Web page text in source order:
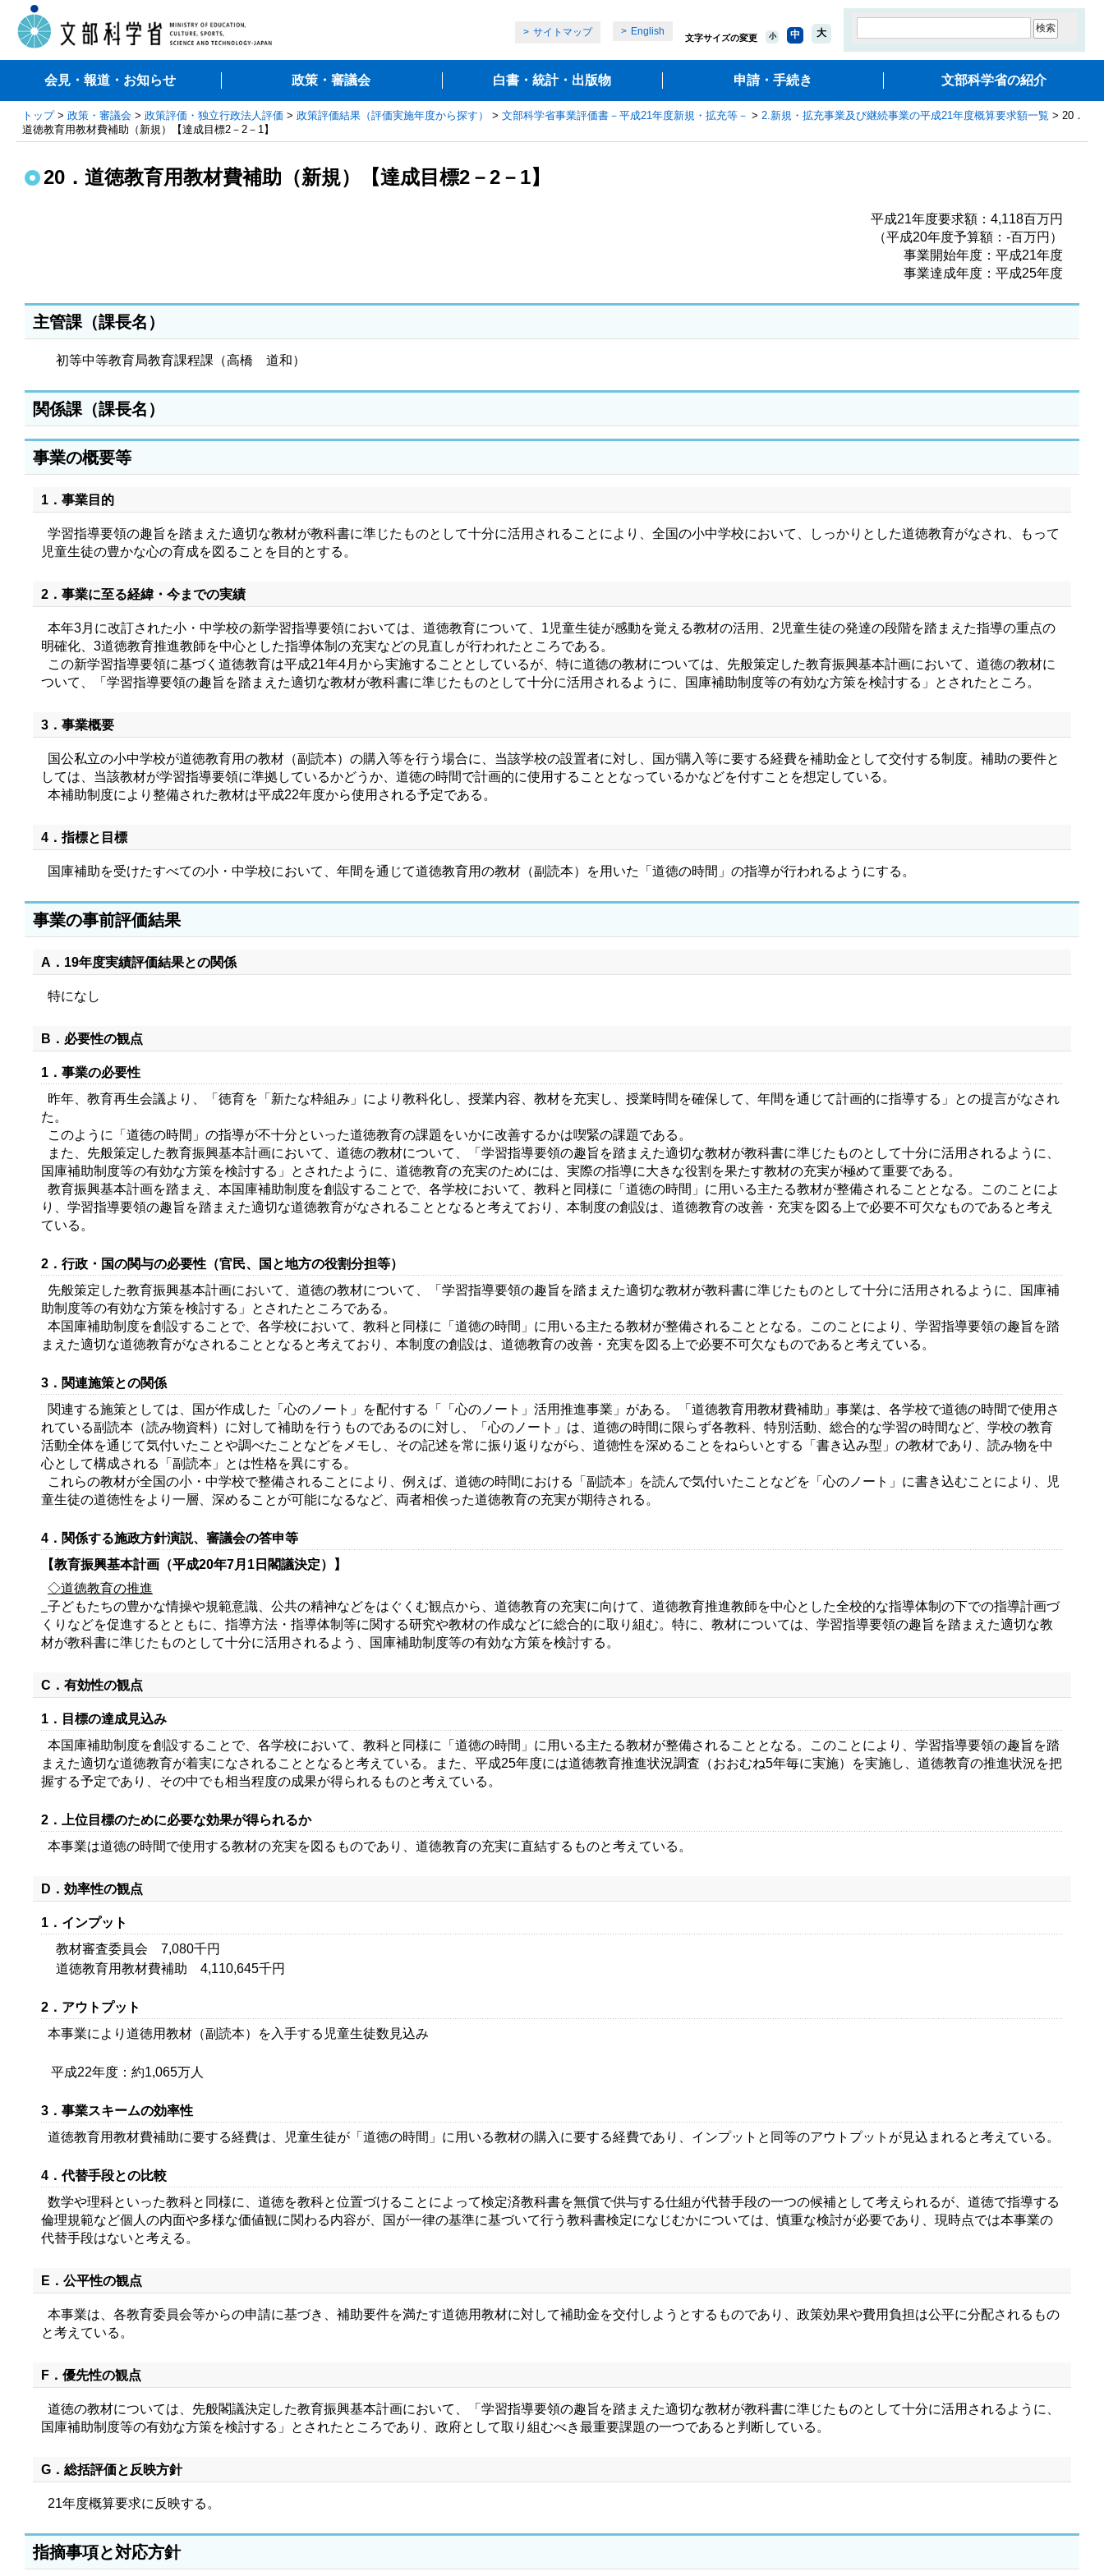
サイトマップ English
文字サイズの変更 小 中 大
会見・報道・お知らせ 政策・審議会 白書・統計・出版物 申請・手続き 文部科学省の紹介
トップ> 政策・審議会 > 政策評価・独立行政法人評価 > 政策評価結果（評価実施年度から探す） > 文部科学省事業評価書－平成21年度新規・拡充等－ > 2.新規・拡充事業及び継続事業の平成21年度概算要求額一覧 > 20．
道徳教育用教材費補助（新規）【達成目標2－2－1】
20．道徳教育用教材費補助（新規）【達成目標2－2－1】
平成21年度要求額：4,118百万円
（平成20年度予算額：‐百万円）
事業開始年度：平成21年度
事業達成年度：平成25年度
主管課（課長名）
初等中等教育局教育課程課（高橋 道和）
関係課（課長名）
事業の概要等
1．事業目的
学習指導要領の趣旨を踏まえた適切な教材が教科書に準じたものとして十分に活用されることにより、全国の小中学校において、しっかりとした道徳教育がなされ、もって
児童生徒の豊かな心の育成を図ることを目的とする。
2．事業に至る経緯・今までの実績
本年3月に改訂された小・中学校の新学習指導要領においては、道徳教育について、1児童生徒が感動を覚える教材の活用、2児童生徒の発達の段階を踏まえた指導の重点の
明確化、3道徳教育推進教師を中心とした指導体制の充実などの見直しが行われたところである。
この新学習指導要領に基づく道徳教育は平成21年4月から実施することとしているが、特に道徳の教材については、先般策定した教育振興基本計画において、道徳の教材に
ついて、「学習指導要領の趣旨を踏まえた適切な教材が教科書に準じたものとして十分に活用されるように、国庫補助制度等の有効な方策を検討する」とされたところ。
3．事業概要
国公私立の小中学校が道徳教育用の教材（副読本）の購入等を行う場合に、当該学校の設置者に対し、国が購入等に要する経費を補助金として交付する制度。補助の要件と
しては、当該教材が学習指導要領に準拠しているかどうか、道徳の時間で計画的に使用することとなっているかなどを付すことを想定している。
本補助制度により整備された教材は平成22年度から使用される予定である。
4．指標と目標
国庫補助を受けたすべての小・中学校において、年間を通じて道徳教育用の教材（副読本）を用いた「道徳の時間」の指導が行われるようにする。
事業の事前評価結果
A．19年度実績評価結果との関係
特になし
B．必要性の観点
1．事業の必要性
昨年、教育再生会議より、「徳育を「新たな枠組み」により教科化し、授業内容、教材を充実し、授業時間を確保して、年間を通じて計画的に指導する」との提言がなされ
た。
このように「道徳の時間」の指導が不十分といった道徳教育の課題をいかに改善するかは喫緊の課題である。
また、先般策定した教育振興基本計画において、道徳の教材について、「学習指導要領の趣旨を踏まえた適切な教材が教科書に準じたものとして十分に活用されるように、
国庫補助制度等の有効な方策を検討する」とされたように、道徳教育の充実のためには、実際の指導に大きな役割を果たす教材の充実が極めて重要である。
教育振興基本計画を踏まえ、本国庫補助制度を創設することで、各学校において、教科と同様に「道徳の時間」に用いる主たる教材が整備されることとなる。このことによ
り、学習指導要領の趣旨を踏まえた適切な道徳教育がなされることとなると考えており、本制度の創設は、道徳教育の改善・充実を図る上で必要不可欠なものであると考え
ている。
2．行政・国の関与の必要性（官民、国と地方の役割分担等）
先般策定した教育振興基本計画において、道徳の教材について、「学習指導要領の趣旨を踏まえた適切な教材が教科書に準じたものとして十分に活用されるように、国庫補
助制度等の有効な方策を検討する」とされたところである。
本国庫補助制度を創設することで、各学校において、教科と同様に「道徳の時間」に用いる主たる教材が整備されることとなる。このことにより、学習指導要領の趣旨を踏
まえた適切な道徳教育がなされることとなると考えており、本制度の創設は、道徳教育の改善・充実を図る上で必要不可欠なものであると考えている。
3．関連施策との関係
関連する施策としては、国が作成した「心のノート」を配付する「「心のノート」活用推進事業」がある。「道徳教育用教材費補助」事業は、各学校で道徳の時間で使用さ
れている副読本（読み物資料）に対して補助を行うものであるのに対し、「心のノート」は、道徳の時間に限らず各教科、特別活動、総合的な学習の時間など、学校の教育
活動全体を通じて気付いたことや調べたことなどをメモし、その記述を常に振り返りながら、道徳性を深めることをねらいとする「書き込み型」の教材であり、読み物を中
心として構成される「副読本」とは性格を異にする。
これらの教材が全国の小・中学校で整備されることにより、例えば、道徳の時間における「副読本」を読んで気付いたことなどを「心のノート」に書き込むことにより、児
童生徒の道徳性をより一層、深めることが可能になるなど、両者相俟った道徳教育の充実が期待される。
4．関係する施政方針演説、審議会の答申等
【教育振興基本計画（平成20年7月1日閣議決定）】
◇道徳教育の推進
子どもたちの豊かな情操や規範意識、公共の精神などをはぐくむ観点から、道徳教育の充実に向けて、道徳教育推進教師を中心とした全校的な指導体制の下での指導計画づ
くりなどを促進するとともに、指導方法・指導体制等に関する研究や教材の作成などに総合的に取り組む。特に、教材については、学習指導要領の趣旨を踏まえた適切な教
材が教科書に準じたものとして十分に活用されるよう、国庫補助制度等の有効な方策を検討する。
C．有効性の観点
1．目標の達成見込み
本国庫補助制度を創設することで、各学校において、教科と同様に「道徳の時間」に用いる主たる教材が整備されることとなる。このことにより、学習指導要領の趣旨を踏
まえた適切な道徳教育が着実になされることとなると考えている。また、平成25年度には道徳教育推進状況調査（おおむね5年毎に実施）を実施し、道徳教育の推進状況を把
握する予定であり、その中でも相当程度の成果が得られるものと考えている。
2．上位目標のために必要な効果が得られるか
本事業は道徳の時間で使用する教材の充実を図るものであり、道徳教育の充実に直結するものと考えている。
D．効率性の観点
1．インプット
教材審査委員会 7,080千円
道徳教育用教材費補助 4,110,645千円
2．アウトプット
本事業により道徳用教材（副読本）を入手する児童生徒数見込み
平成22年度：約1,065万人
3．事業スキームの効率性
道徳教育用教材費補助に要する経費は、児童生徒が「道徳の時間」に用いる教材の購入に要する経費であり、インプットと同等のアウトプットが見込まれると考えている。
4．代替手段との比較
数学や理科といった教科と同様に、道徳を教科と位置づけることによって検定済教科書を無償で供与する仕組が代替手段の一つの候補として考えられるが、道徳で指導する
倫理規範など個人の内面や多様な価値観に関わる内容が、国が一律の基準に基づいて行う教科書検定になじむかについては、慎重な検討が必要であり、現時点では本事業の
代替手段はないと考える。
E．公平性の観点
本事業は、各教育委員会等からの申請に基づき、補助要件を満たす道徳用教材に対して補助金を交付しようとするものであり、政策効果や費用負担は公平に分配されるもの
と考えている。
F．優先性の観点
道徳の教材については、先般閣議決定した教育振興基本計画において、「学習指導要領の趣旨を踏まえた適切な教材が教科書に準じたものとして十分に活用されるように、
国庫補助制度等の有効な方策を検討する」とされたところであり、政府として取り組むべき最重要課題の一つであると判断している。
G．総括評価と反映方針
21年度概算要求に反映する。
指摘事項と対応方針